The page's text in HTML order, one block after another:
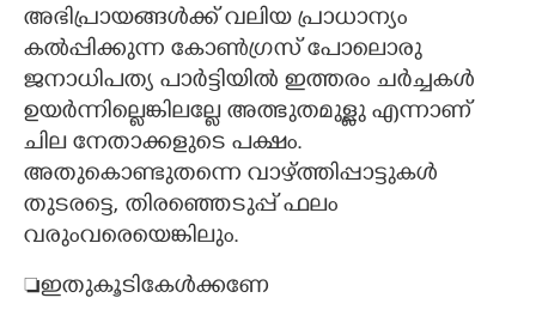
അഭിപ്രായങ്ങൾക്ക് വലിയ പ്രാധാന്യം
കൽപ്പിക്കുന്ന കോൺഗ്രസ് പോലൊരു
ജനാധിപത്യ പാർട്ടിയിൽ ഇത്തരം ചർച്ചകൾ
ഉയർന്നില്ലെങ്കിലല്ലേ അത്ഭുതമുള്ളു എന്നാണ്
ചില നേതാക്കളുടെ പക്ഷം.
അതുകൊണ്ടുതന്നെ വാഴ്ത്തിപ്പാട്ടുകൾ
തുടരട്ടെ, തിരഞ്ഞെടുപ്പ് ഫലം
വരുംവരെയെങ്കിലും.
ഇതുകൂടികേൾക്കണേ